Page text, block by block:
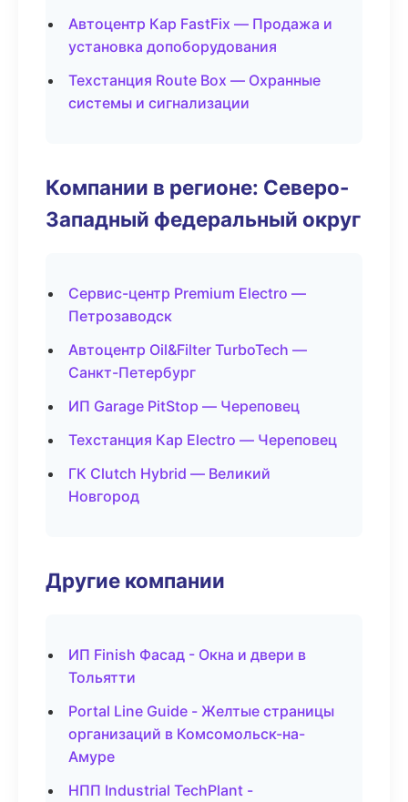
Автоцентр Кар FastFix — Продажа и
установка допоборудования
Техстанция Route Box — Охранные
системы и сигнализации
Компании в регионе: Северо-
Западный федеральный округ
Сервис-центр Premium Electro —
Петрозаводск
Автоцентр Oil&Filter TurboTech —
Санкт-Петербург
ИП Garage PitStop — Череповец
Техстанция Кар Electro — Череповец
ГК Clutch Hybrid — Великий
Новгород
Другие компании
ИП Finish Фасад - Окна и двери в
Тольятти
Portal Line Guide - Желтые страницы
организаций в Комсомольск-на-
Амуре
НПП Industrial TechPlant -